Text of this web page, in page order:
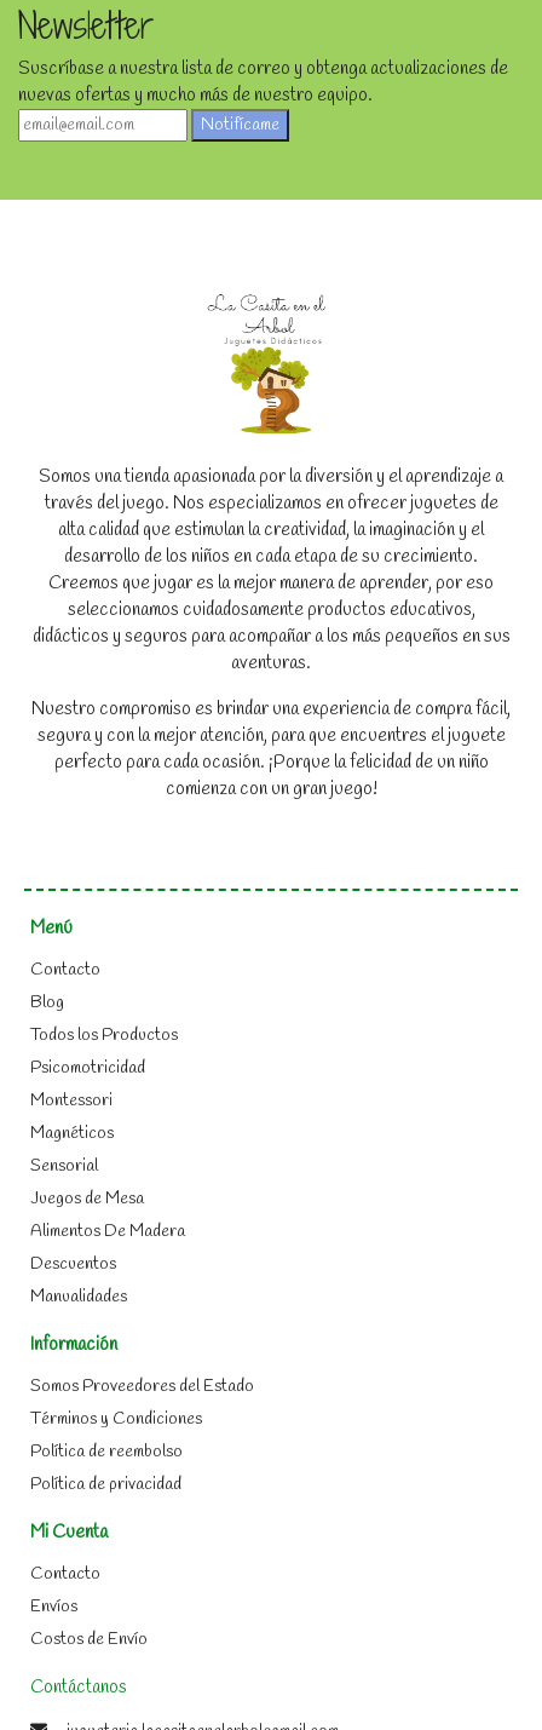
Newsletter
Suscríbase a nuestra lista de correo y obtenga actualizaciones de
nuevas ofertas y mucho más de nuestro equipo.
Notifícame
Somos una tienda apasionada por la diversión y el aprendizaje a
través del juego. Nos especializamos en ofrecer juguetes de
alta calidad que estimulan la creatividad, la imaginación y el
desarrollo de los niños en cada etapa de su crecimiento.
Creemos que jugar es la mejor manera de aprender, por eso
seleccionamos cuidadosamente productos educativos,
didácticos y seguros para acompañar a los más pequeños en sus
aventuras.
Nuestro compromiso es brindar una experiencia de compra fácil,
segura y con la mejor atención, para que encuentres el juguete
perfecto para cada ocasión. ¡Porque la felicidad de un niño
comienza con un gran juego!
Menú
Contacto
Blog
Todos los Productos
Psicomotricidad
Montessori
Magnéticos
Sensorial
Juegos de Mesa
Alimentos De Madera
Descuentos
Manualidades
Información
Somos Proveedores del Estado
Términos y Condiciones
Política de reembolso
Política de privacidad
Mi Cuenta
Contacto
Envíos
Costos de Envío
Contáctanos